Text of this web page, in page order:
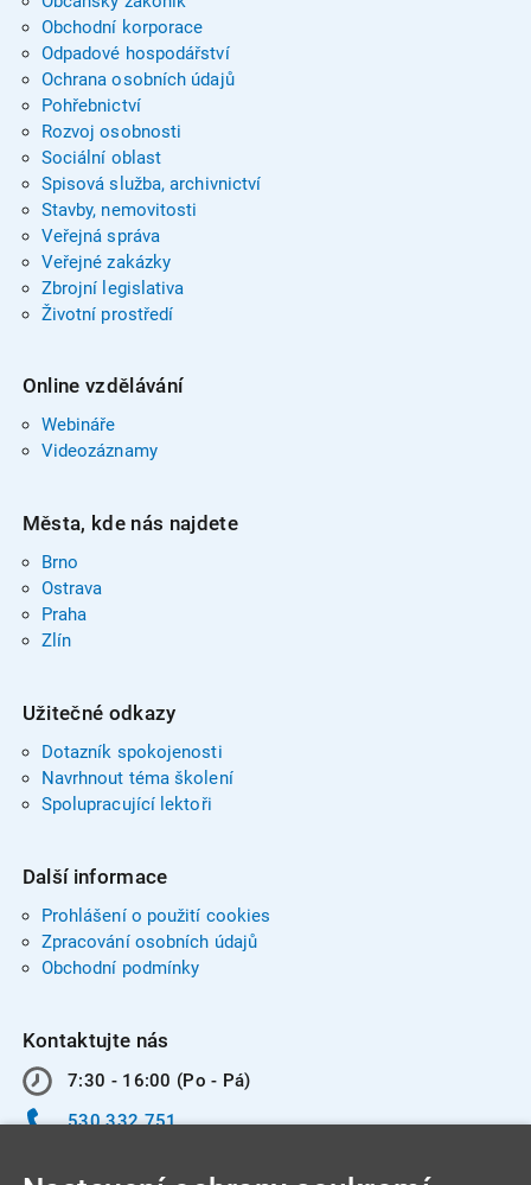
Obchodní korporace
Odpadové hospodářství
Ochrana osobních údajů
Pohřebnictví
Rozvoj osobnosti
Sociální oblast
Spisová služba, archivnictví
Stavby, nemovitosti
Veřejná správa
Veřejné zakázky
Zbrojní legislativa
Životní prostředí
Online vzdělávání
Webináře
Videozáznamy
Města, kde nás najdete
Brno
Ostrava
Praha
Zlín
Užitečné odkazy
Dotazník spokojenosti
Navrhnout téma školení
Spolupracující lektoři
Další informace
Prohlášení o použití cookies
Zpracování osobních údajů
Obchodní podmínky
Kontaktujte nás
7:30 - 16:00 (Po - Pá)
530 332 751